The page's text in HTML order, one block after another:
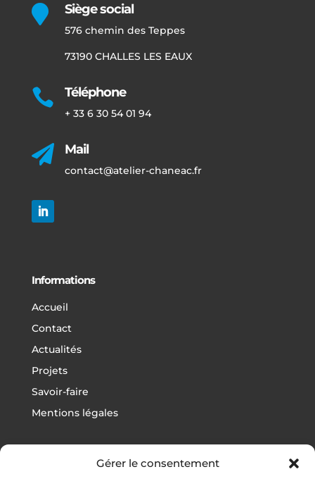
Gérer le consentement
 Siège social
576 chemin des Teppes
73190 CHALLES LES EAUX
 Téléphone
+ 33 6 30 54 01 94
 Mail
contact@atelier-chaneac.fr
Informations
Accueil
Contact
Actualités
Projets
Savoir-faire
Mentions légales